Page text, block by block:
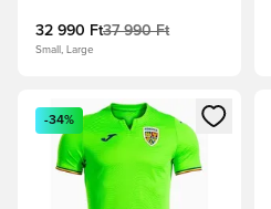
32 990 Ft37 990 Ft
Small, Large
Megnyit egy modált a
-34%